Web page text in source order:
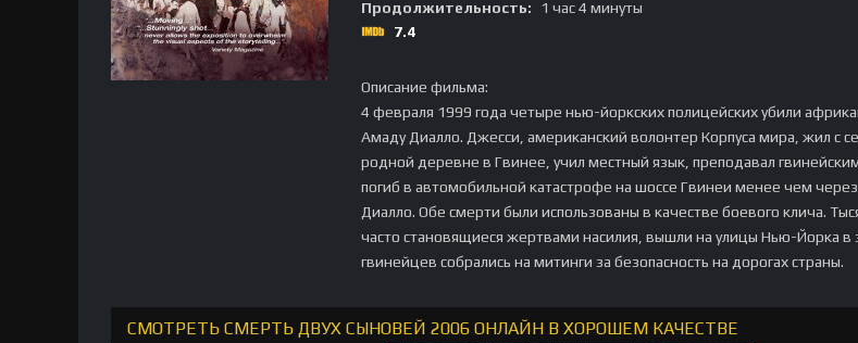
Продолжительность:
1 час 4 минуты
7.4
Описание фильма:
4 февраля 1999 года четыре нью-йоркских полицейских убили
Амаду Диалло. Джесси, американский волонтер Корпуса мира, жил с
родной деревне в Гвинее, учил местный язык, преподавал
погиб в автомобильной катастрофе на шоссе Гвинеи менее чем через
Диалло. Обе смерти были использованы в качестве боевого клича.
часто становящиеся жертвами насилия, вышли на улицы Нью-Йорка в
гвинейцев собрались на митинги за безопасность на дорогах страны.
СМОТРЕТЬ СМЕРТЬ ДВУХ СЫНОВЕЙ 2006 ОНЛАЙН В ХОРОШЕМ КАЧЕСТВЕ